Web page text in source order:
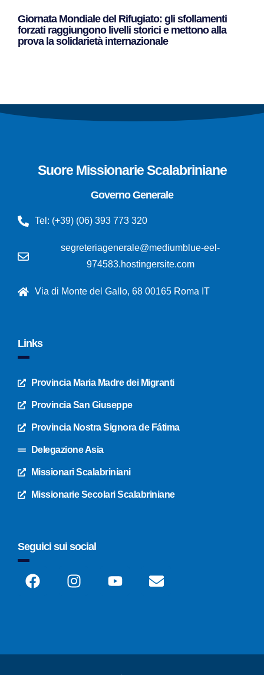
Giornata Mondiale del Rifugiato: gli sfollamenti
forzati raggiungono livelli storici e mettono alla
prova la solidarietà internazionale
Suore Missionarie Scalabriniane
Governo Generale
Tel: (+39) (06) 393 773 320
segreteriagenerale@mediumblue-eel-
974583.hostingersite.com
Via di Monte del Gallo, 68 00165 Roma IT
Links
Provincia Maria Madre dei Migranti
Provincia San Giuseppe
Provincia Nostra Signora de Fátima
Delegazione Asia
Missionari Scalabriniani
Missionarie Secolari Scalabriniane
Seguici sui social